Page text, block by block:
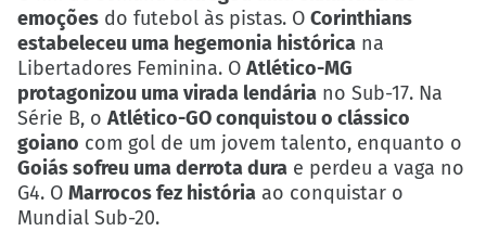
emoções do futebol às pistas. O Corinthians
estabeleceu uma hegemonia histórica na
Libertadores Feminina. O Atlético-MG
protagonizou uma virada lendária no Sub-17. Na
Série B, o Atlético-GO conquistou o clássico
goiano com gol de um jovem talento, enquanto o
Goiás sofreu uma derrota dura e perdeu a vaga no
G4. O Marrocos fez história ao conquistar o
Mundial Sub-20.